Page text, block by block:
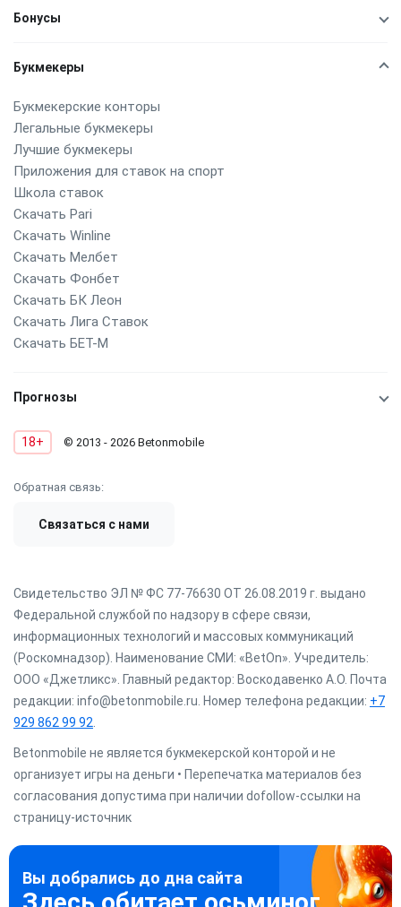
Бонусы
Букмекеры
Букмекерские конторы
Легальные букмекеры
Лучшие букмекеры
Приложения для ставок на спорт
Школа ставок
Скачать Pari
Скачать Winline
Скачать Мелбет
Скачать Фонбет
Скачать БК Леон
Скачать Лига Ставок
Скачать БЕТ-М
Прогнозы
18+ © 2013 - 2026 Betonmobile
Обратная связь:
Связаться с нами
Свидетельство ЭЛ № ФС 77-76630 ОТ 26.08.2019 г. выдано
Федеральной службой по надзору в сфере связи,
информационных технологий и массовых коммуникаций
(Роскомнадзор). Наименование СМИ: «BetOn». Учредитель:
ООО «Джетликс». Главный редактор: Воскодавенко А.О. Почта
редакции: info@betonmobile.ru. Номер телефона редакции: +7
929 862 99 92
Betonmobile не является букмекерской конторой и не
организует игры на деньги • Перепечатка материалов без
согласования допустима при наличии dofollow-ссылки на
страницу-источник